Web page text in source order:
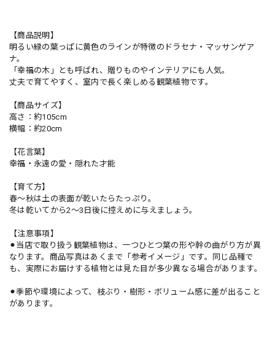
【商品説明】
明るい緑の葉っぱに黄色のラインが特徴のドラセナ・マッサンゲア
ナ。
「幸福の木」とも呼ばれ、贈りものやインテリアにも人気。
丈夫で育てやすく、室内で長く楽しめる観葉植物です。
【商品サイズ】
高さ：約105cm
横幅：約20cm
【花言葉】
幸福・永遠の愛・隠れた才能
【育て方】
春〜秋は土の表面が乾いたらたっぷり。
冬は乾いてから2〜3日後に控えめに与えましょう。
【注意事項】
⚫︎当店で取り扱う観葉植物は、一つひとつ葉の形や幹の曲がり方が異
なります。商品写真はあくまで「参考イメージ」です。同じ品種で
も、実際にお届けする植物とは見た目が多少異なる場合があります。
⚫︎季節や環境によって、枝ぶり・樹形・ボリューム感に差が出ること
があります。